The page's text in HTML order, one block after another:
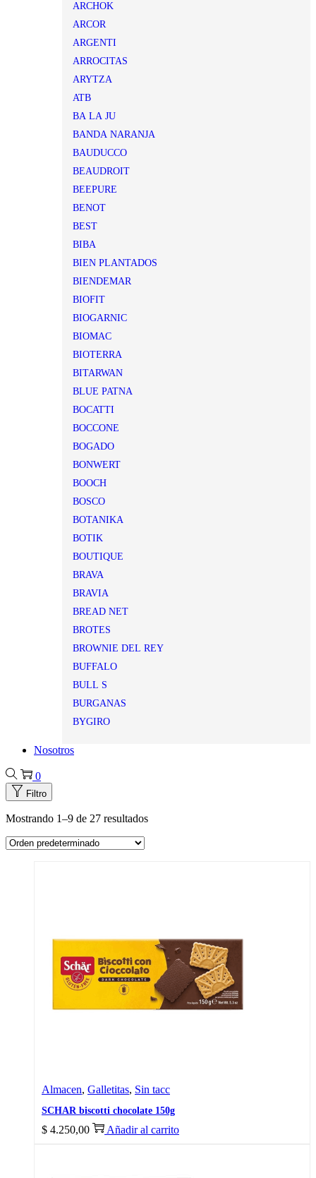
ARCHOK
ARCOR
ARGENTI
ARROCITAS
ARYTZA
ATB
BA LA JU
BANDA NARANJA
BAUDUCCO
BEAUDROIT
BEEPURE
BENOT
BEST
BIBA
BIEN PLANTADOS
BIENDEMAR
BIOFIT
BIOGARNIC
BIOMAC
BIOTERRA
BITARWAN
BLUE PATNA
BOCATTI
BOCCONE
BOGADO
BONWERT
BOOCH
BOSCO
BOTANIKA
BOTIK
BOUTIQUE
BRAVA
BRAVIA
BREAD NET
BROTES
BROWNIE DEL REY
BUFFALO
BULL S
BURGANAS
BYGIRO
Nosotros
0
Filtro
Mostrando 1–9 de 27 resultados
Almacen, Galletitas, Sin tacc
SCHAR biscotti chocolate 150g
$ 4.250,00 Añadir al carrito